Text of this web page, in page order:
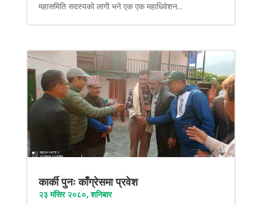
महासमिति सदस्यको लागी भने एक एक महाधिवेशन...
कार्की पुनः काँग्रेसमा प्रवेश
२३ मंसिर २०८०, शनिबार